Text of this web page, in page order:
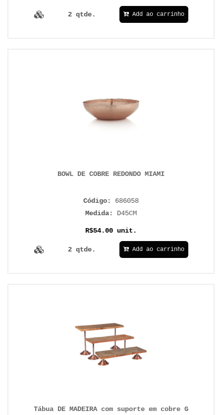
2 qtde. Add ao carrinho
BOWL DE COBRE REDONDO MIAMI
Código: 686058
Medida: D45CM
R$54.00 unit.
2 qtde. Add ao carrinho
Tábua DE MADEIRA com suporte em cobre G